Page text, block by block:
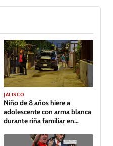
JALISCO
Niño de 8 años hiere a
adolescente con arma blanca
durante riña familiar en